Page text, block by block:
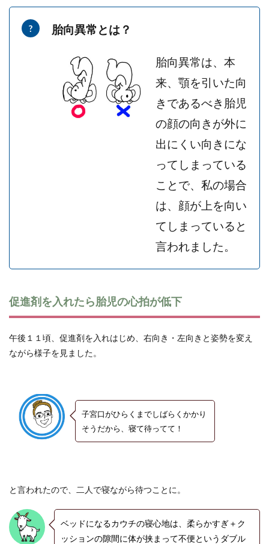
胎向異常とは？
胎向異常は、本
来、顎を引いた向
きであるべき胎児
の顔の向きが外に
出にくい向きにな
ってしまっている
ことで、私の場合
は、顔が上を向い
てしまっていると
言われました。
促進剤を入れたら胎児の心拍が低下
午後１１頃、促進剤を入れはじめ、右向き・左向きと姿勢を変え
ながら様子を見ました。
子宮口がひらくまでしばらくかかり
そうだから、寝て待ってて！
と言われたので、二人で寝ながら待つことに。
ベッドになるカウチの寝心地は、柔らかすぎ＋ク
ッションの隙間に体が挟まって不便というダブル